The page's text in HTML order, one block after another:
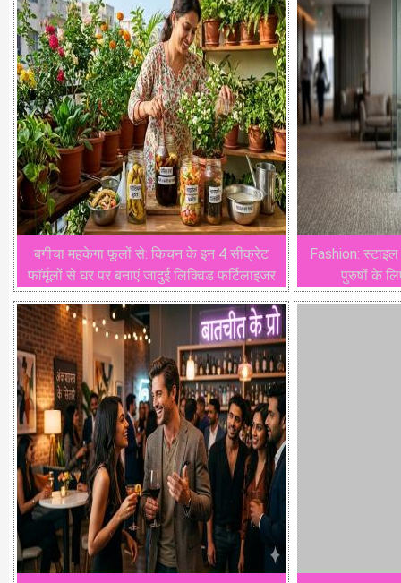
बगीचा महकेगा फूलों से: किचन के इन 4 सीक्रेट
फॉर्मूलों से घर पर बनाएं जादुई लिक्विड फर्टिलाइजर
Fashion:
पुरुषों के